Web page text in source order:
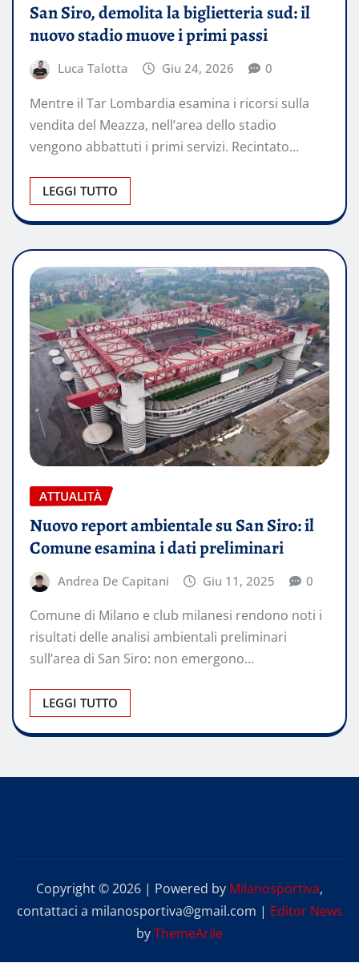
San Siro, demolita la biglietteria sud: il
nuovo stadio muove i primi passi
Luca Talotta Giu 24, 2026 0
Mentre il Tar Lombardia esamina i ricorsi sulla
vendita del Meazza, nell’area dello stadio
vengono abbattuti i primi servizi. Recintato…
LEGGI TUTTO
ATTUALITÀ
Nuovo report ambientale su San Siro: il
Comune esamina i dati preliminari
Andrea De Capitani Giu 11, 2025 0
Comune di Milano e club milanesi rendono noti i
risultati delle analisi ambientali preliminari
sull’area di San Siro: non emergono…
LEGGI TUTTO
Copyright © 2026 | Powered by Milanosportiva,
contattaci a milanosportiva@gmail.com | Editor News
byThemeArile